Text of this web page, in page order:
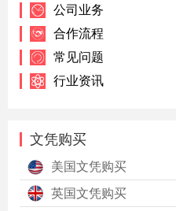
公司业务
合作流程
常见问题
行业资讯
文凭购买
美国文凭购买
英国文凭购买